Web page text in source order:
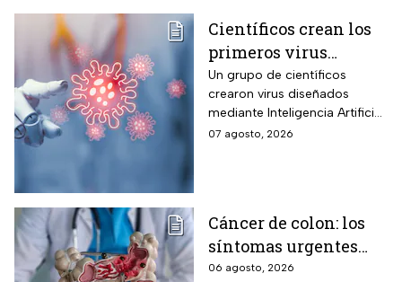
Científicos crean los
primeros virus
diseñados por la IA,
¿son peligrosos para
los humanos?
Un grupo de científicos
crearon virus diseñados
mediante Inteligencia Artificial
pero se han encendido las
07 agosto, 2026
Cáncer de colon: los
síntomas urgentes
que te advierten que
06 agosto, 2026